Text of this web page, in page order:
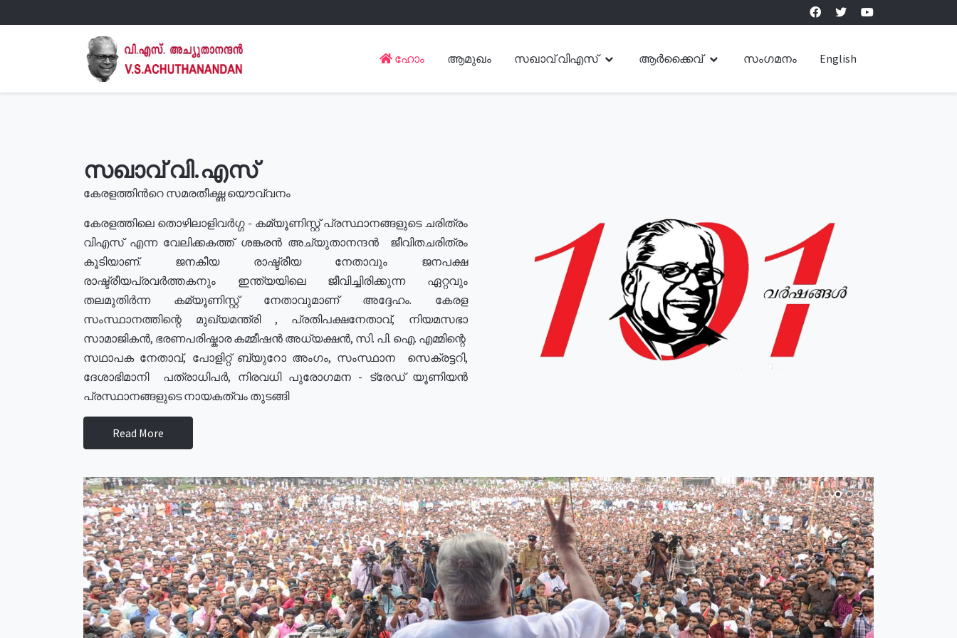
ഹോം ആമുഖം സഖാവ് വിഎസ് ആർക്കൈവ് സംഗമനം English
സഖാവ് വി.എസ്
കേരളത്തിൻറെ സമരതീക്ഷ്ണ യൌവ്വനം
കേരളത്തിലെ തൊഴിലാളിവർഗ്ഗ - കമ്യൂണിസ്റ്റ് പ്രസ്ഥാനങ്ങളുടെ ചരിത്രം
വിഎസ് എന്ന വേലിക്കകത്ത് ശങ്കരൻ അച്യുതാനന്ദൻ ജീവിതചരിത്രം
കൂടിയാണ്. ജനകീയ രാഷ്ട്രീയ നേതാവും ജനപക്ഷ
രാഷ്ട്രീയപ്രവർത്തകനും ഇന്ത്യയിലെ ജീവിച്ചിരിക്കുന്ന ഏറ്റവും
തലമുതിർന്ന കമ്യൂണിസ്റ്റ് നേതാവുമാണ് അദ്ദേഹം. കേരള
സംസ്ഥാനത്തിന്റെ മുഖ്യമന്ത്രി , പ്രതിപക്ഷനേതാവ്, നിയമസഭാ
സാമാജികൻ, ഭരണപരിഷ്കാര കമ്മീഷൻ അധ്യക്ഷൻ, സി. പി. ഐ. എമ്മിന്റെ
സഥാപക നേതാവ്, പോളിറ്റ് ബ്യുറോ അംഗം, സംസ്ഥാന സെക്രട്ടറി,
ദേശാഭിമാനി പത്രാധിപർ, നിരവധി പുരോഗമന - ട്രേഡ് യൂണിയൻ
പ്രസ്ഥാനങ്ങളുടെ നായകത്വം തുടങ്ങി
Read More